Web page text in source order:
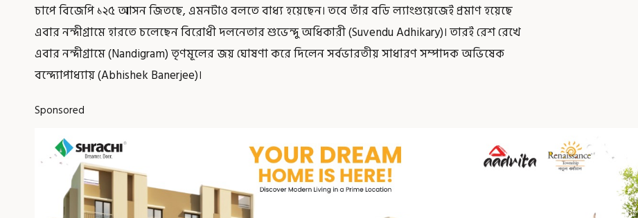
চাপে বিজেপি ১২৫ আসন জিতছে, এমনটাও বলতে বাধ্য হয়েছেন। তবে তাঁর বডি ল্যাংগুয়েজেই প্রমাণ হয়েছে
এবার নন্দীগ্রামে হারতে চলেছেন বিরোধী দলনেতার শুভেন্দু অধিকারী (Suvendu Adhikary)। তারই রেশ রেখে
এবার নন্দীগ্রামে (Nandigram) তৃণমূলের জয় ঘোষণা করে দিলেন সর্বভারতীয় সাধারণ সম্পাদক অভিষেক
বন্দ্যোপাধ্যায় (Abhishek Banerjee)।
Sponsored